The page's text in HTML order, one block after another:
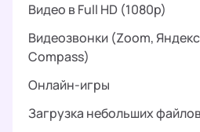
Видео в Full HD (1080p)
Видеозвонки (Zoom,
Compass)
Онлайн-игры
Загрузка небольших